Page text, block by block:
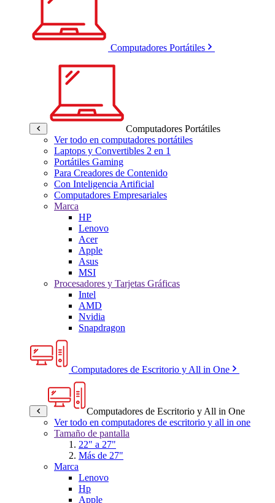
Computadores Portátiles
Computadores Portátiles
Ver todo en computadores portátiles
Laptops y Convertibles 2 en 1
Portátiles Gaming
Para Creadores de Contenido
Con Inteligencia Artificial
Computadores Empresariales
Marca
HP
Lenovo
Acer
Apple
Asus
MSI
Procesadores y Tarjetas Gráficas
Intel
AMD
Nvidia
Snapdragon
Computadores de Escritorio y All in One
Computadores de Escritorio y All in One
Ver todo en computadores de escritorio y all in one
Tamaño de pantalla
22" a 27"
Más de 27"
Marca
Lenovo
Hp
Apple